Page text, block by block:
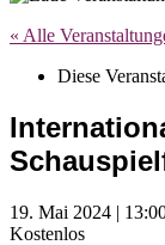
« Alle
Diese
19. Mai 2024 |
Kostenlos